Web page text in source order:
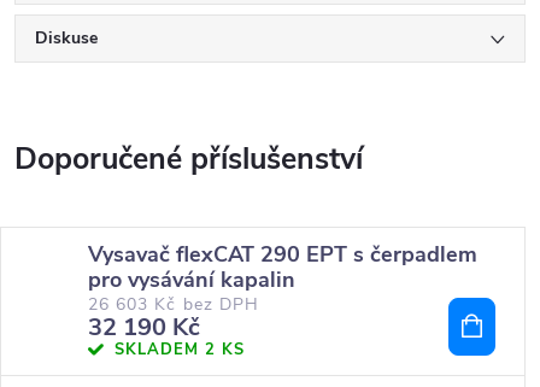
Diskuse
Vysavač flexCAT 290 EPT s čerpadlem
pro vysávání kapalin
26 603 Kč bez DPH
32 190 Kč
SKLADEM 2 KS